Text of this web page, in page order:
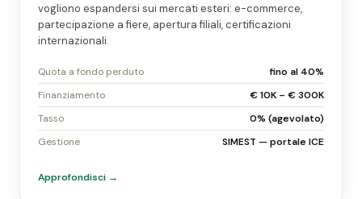
vogliono espandersi sui mercati esteri: e-commerce,
partecipazione a fiere, apertura filiali, certificazioni
internazionali.
Quota a fondo perduto
fino al 40%
Finanziamento
€ 10K – € 300K
Tasso
0% (agevolato)
Gestione
SIMEST — portale ICE
Approfondisci →